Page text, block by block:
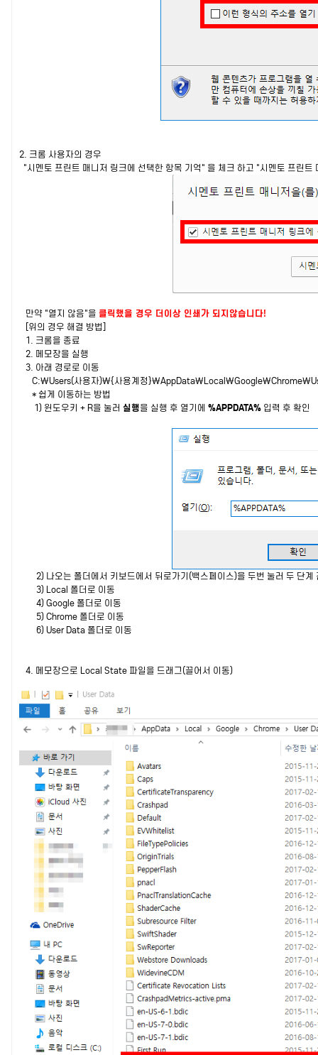
2. 크롬 사용자의 경우
"시멘토 프린트 매니저 링크에 선택한 항목 기억" 을 체크 하고 "시멘토 프린
만약 "열지 않음"을 클릭했을 경우 더이상 인쇄가 되지않습니다!
[위의 경우 해결 방법]
1. 크롬을 종료
2. 메모장을 실행
3. 아래 경로로 이동
C:\Users(사용자)\{사용계정
* 쉽게 이동하는 방법
1) 윈도우키 + R을 눌러 실행을 실행 후 열기에 %APPDATA% 입력 후 확인
2) 나오는 폴더에서 키보드에서 뒤로가기(백스페이스)을 두번 눌러 두 단계
3) Local 폴더로 이동
4) Google 폴더로 이동
5) Chrome 폴더로 이동
6) User Data 폴더로 이동
4. 메모장으로 Local State 파일을 드래그(끌어서 이동)